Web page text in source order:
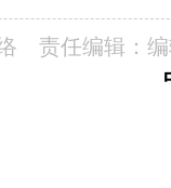
责任编辑：